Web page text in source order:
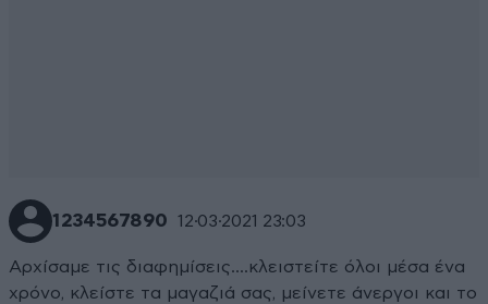
1234567890 12·03·2021 23:03
Αρχίσαμε τις διαφημίσεις....κλειστείτε όλοι μέσα ένα
χρόνο, κλείστε τα μαγαζιά σας, μείνετε άνεργοι και το